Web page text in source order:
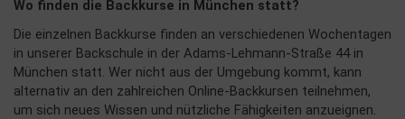
Wo finden die Backkurse in München statt?
Die einzelnen Backkurse finden an verschiedenen Wochentagen
in unserer Backschule in der Adams-Lehmann-Straße 44 in
München statt. Wer nicht aus der Umgebung kommt, kann
alternativ an den zahlreichen Online-Backkursen teilnehmen,
um sich neues Wissen und nützliche Fähigkeiten anzueignen.